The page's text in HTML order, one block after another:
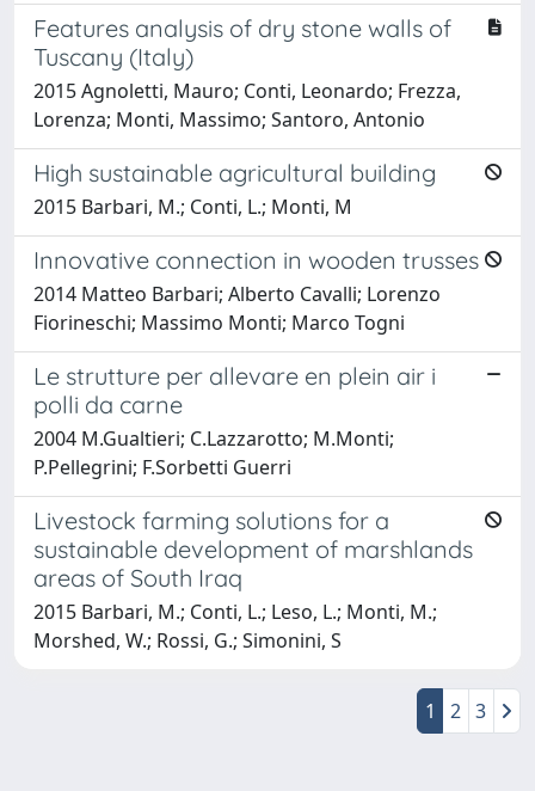
Features analysis of dry stone walls of
Tuscany (Italy)
2015 Agnoletti, Mauro; Conti, Leonardo; Frezza,
Lorenza; Monti, Massimo; Santoro, Antonio
High sustainable agricultural building
2015 Barbari, M.; Conti, L.; Monti, M
Innovative connection in wooden trusses
2014 Matteo Barbari; Alberto Cavalli; Lorenzo
Fiorineschi; Massimo Monti; Marco Togni
Le strutture per allevare en plein air i
polli da carne
2004 M.Gualtieri; C.Lazzarotto; M.Monti;
P.Pellegrini; F.Sorbetti Guerri
Livestock farming solutions for a
sustainable development of marshlands
areas of South Iraq
2015 Barbari, M.; Conti, L.; Leso, L.; Monti, M.;
Morshed, W.; Rossi, G.; Simonini, S
1 2 3